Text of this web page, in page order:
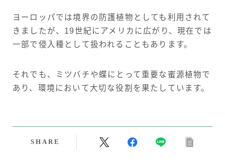
ヨーロッパでは境界の防護植物としても利用されて
きましたが、19世紀にアメリカに広がり、現在では
一部で侵入種として扱われることもあります。
それでも、ミツバチや蝶にとって重要な蜜源植物で
あり、環境において大切な役割を果たしています。
SHARE